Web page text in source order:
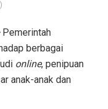
Pemerintah
berbagai
online, penipuan
anak-anak dan